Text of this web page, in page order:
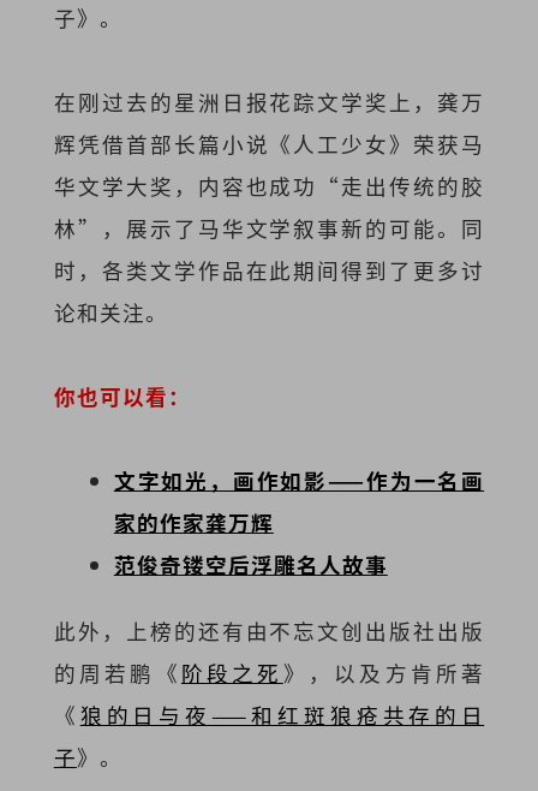
子》。
在刚过去的星洲日报花踪文学奖上，龚万
辉凭借首部长篇小说《人工少女》荣获马
华文学大奖，内容也成功“走出传统的胶
林”，展示了马华文学叙事新的可能。同
时，各类文学作品在此期间得到了更多讨
论和关注。
你也可以看：
文字如光，画作如影——作为一名画
家的作家龚万辉
范俊奇镂空后浮雕名人故事
此外，上榜的还有由不忘文创出版社出版
的周若鹏《 阶段之死 》，以及方肯所著
《 狼的日与夜——和红斑狼疮共存的日
子》。